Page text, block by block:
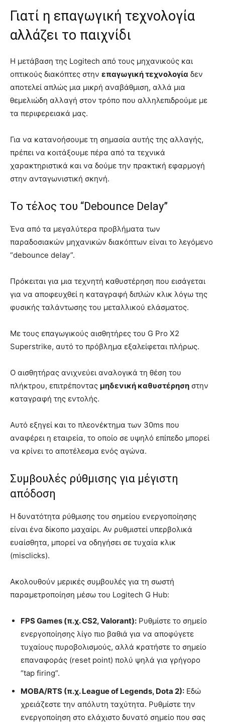
Γιατί η επαγωγική τεχνολογία
αλλάζει το παιχνίδι
Η μετάβαση της Logitech από τους μηχανικούς και
οπτικούς διακόπτες στην επαγωγική τεχνολογία δεν
αποτελεί απλώς μια μικρή αναβάθμιση, αλλά μια
θεμελιώδη αλλαγή στον τρόπο που αλληλεπιδρούμε με
τα περιφερειακά μας.
Για να κατανοήσουμε τη σημασία αυτής της αλλαγής,
πρέπει να κοιτάξουμε πέρα από τα τεχνικά
χαρακτηριστικά και να δούμε την πρακτική εφαρμογή
στην ανταγωνιστική σκηνή.
Το τέλος του “Debounce Delay”
Ένα από τα μεγαλύτερα προβλήματα των
παραδοσιακών μηχανικών διακόπτων είναι το λεγόμενο
“debounce delay”.
Πρόκειται για μια τεχνητή καθυστέρηση που εισάγεται
για να αποφευχθεί η καταγραφή διπλών κλικ λόγω της
φυσικής ταλάντωσης του μεταλλικού ελάσματος.
Με τους επαγωγικούς αισθητήρες του G Pro X2
Superstrike, αυτό το πρόβλημα εξαλείφεται πλήρως.
Ο αισθητήρας ανιχνεύει αναλογικά τη θέση του
πλήκτρου, επιτρέποντας μηδενική καθυστέρηση στην
καταγραφή της εντολής.
Αυτό εξηγεί και το πλεονέκτημα των 30ms που
αναφέρει η εταιρεία, το οποίο σε υψηλό επίπεδο μπορεί
να κρίνει το αποτέλεσμα ενός αγώνα.
Συμβουλές ρύθμισης για μέγιστη
απόδοση
Η δυνατότητα ρύθμισης του σημείου ενεργοποίησης
είναι ένα δίκοπο μαχαίρι. Αν ρυθμιστεί υπερβολικά
ευαίσθητα, μπορεί να οδηγήσει σε τυχαία κλικ
(misclicks).
Ακολουθούν μερικές συμβουλές για τη σωστή
παραμετροποίηση μέσω του Logitech G Hub:
FPS Games (π.χ. CS2, Valorant): Ρυθμίστε το σημείο
ενεργοποίησης λίγο πιο βαθιά για να αποφύγετε
τυχαίους πυροβολισμούς, αλλά κρατήστε το σημείο
επαναφοράς (reset point) πολύ ψηλά για γρήγορο
“tap firing”.
MOBA/RTS (π.χ. League of Legends, Dota 2): Εδώ
χρειάζεστε την απόλυτη ταχύτητα. Ρυθμίστε την
ενεργοποίηση στο ελάχιστο δυνατό σημείο που σας